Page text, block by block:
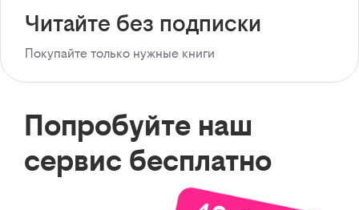
Читайте без подписки
Покупайте только нужные книги
Попробуйте наш
сервис бесплатно